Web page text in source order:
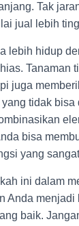
Tak
jual lebih
lebih hidup
Tanaman
juga
tidak bisa
bisa
yang
ini dalam
Anda menjadi
baik.